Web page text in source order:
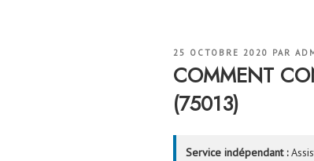
PUBLIÉ
25 OCTOBRE 2020 PAR
COMMENT
(75013)
Service indépendant :